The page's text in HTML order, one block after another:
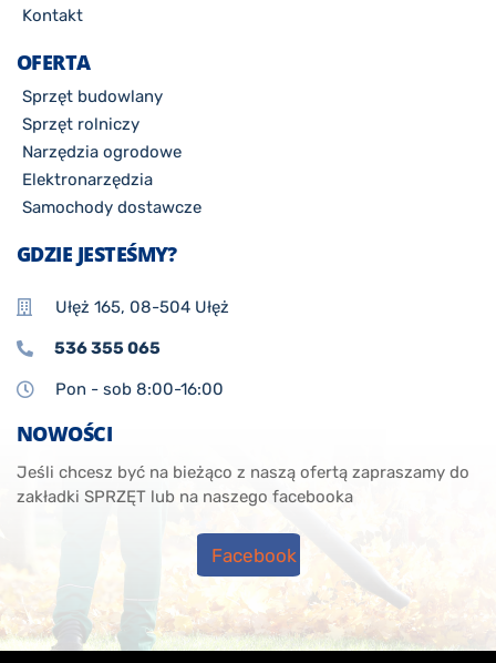
Kontakt
OFERTA
Sprzęt budowlany
Sprzęt rolniczy
Narzędzia ogrodowe
Elektronarzędzia
Samochody dostawcze
GDZIE JESTEŚMY?
Ułęż 165, 08-504 Ułęż
536 355 065
Pon - sob 8:00-16:00
NOWOŚCI
Jeśli chcesz być na bieżąco z naszą ofertą zapraszamy do
zakładki SPRZĘT lub na naszego facebooka
Facebook